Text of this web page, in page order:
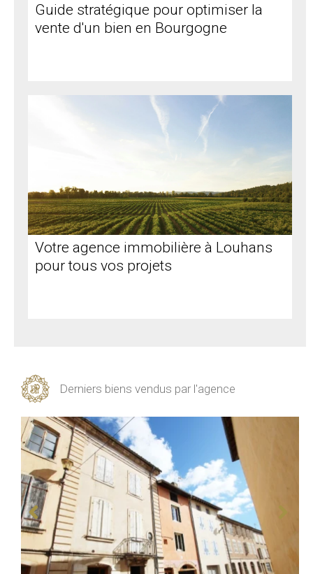
Guide stratégique pour optimiser la
vente d'un bien en Bourgogne
Votre agence immobilière à Louhans
pour tous vos projets
Derniers biens vendus par l'agence